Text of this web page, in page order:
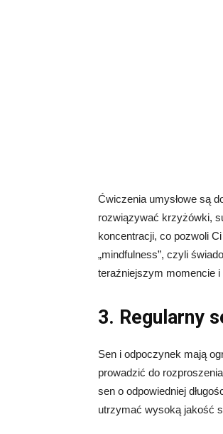
Ćwiczenia umysłowe są
rozwiązywać krzyżówki,
koncentracji, co pozwoli
„mindfulness”, czyli
teraźniejszym momencie
3. Regularny
Sen i odpoczynek mają
prowadzić do
sen o odpowiedniej
utrzymać wysoką jakość